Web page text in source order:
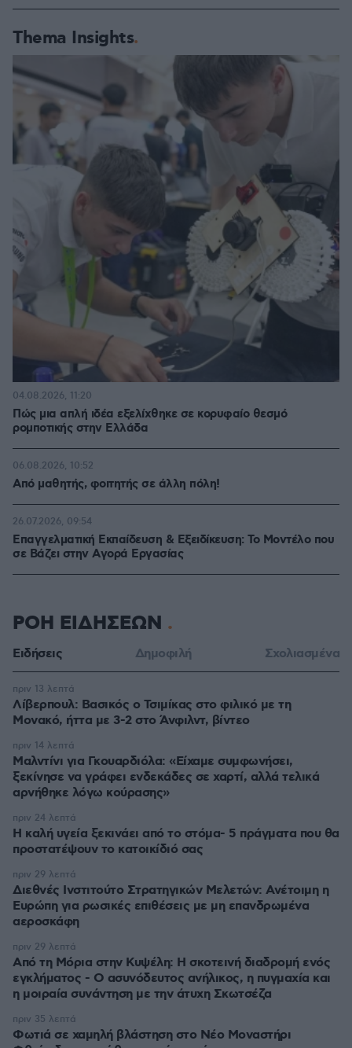
Thema Insights
Πώς μια απλή ιδέα εξελίχθηκε σε κορυφαίο θεσμό
ρομποτικής στην Ελλάδα
04.08.2026, 11:20
Από μαθητής, φοιτητής σε άλλη πόλη!
06.08.2026, 10:52
Επαγγελματική Εκπαίδευση & Εξειδίκευση: Το Mοντέλο που
σε Bάζει στην Aγορά Eργασίας
26.07.2026, 09:54
ΡΟΗ ΕΙΔΗΣΕΩΝ
Ειδήσεις Δημοφιλή Σχολιασμένα
Λίβερπουλ: Βασικός ο Τσιμίκας στο φιλικό με τη
Μονακό, ήττα με 3-2 στο Άνφιλντ, βίντεο
πριν 13 λεπτά
Μαλντίνι για Γκουαρδιόλα: «Είχαμε συμφωνήσει,
ξεκίνησε να γράφει ενδεκάδες σε χαρτί, αλλά τελικά
αρνήθηκε λόγω κούρασης»
πριν 14 λεπτά
Η καλή υγεία ξεκινάει από το στόμα- 5 πράγματα που θα
προστατέψουν το κατοικίδιό σας
πριν 24 λεπτά
Διεθνές Ινστιτούτο Στρατηγικών Μελετών: Ανέτοιμη η
Ευρώπη για ρωσικές επιθέσεις με μη επανδρωμένα
αεροσκάφη
πριν 29 λεπτά
Από τη Μόρια στην Κυψέλη: Η σκοτεινή διαδρομή ενός
εγκλήματος - Ο ασυνόδευτος ανήλικος, η πυγμαχία και
η μοιραία συνάντηση με την άτυχη Σκωτσέζα
πριν 29 λεπτά
Φωτιά σε χαμηλή βλάστηση στο Νέο Μοναστήρι
πριν 35 λεπτά